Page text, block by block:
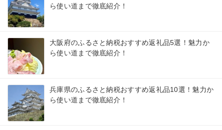
ら使い道まで徹底紹介！
大阪府のふるさと納税おすすめ返礼品5選！魅力か
ら使い道まで徹底紹介！
兵庫県のふるさと納税おすすめ返礼品10選！魅力か
ら使い道まで徹底紹介！